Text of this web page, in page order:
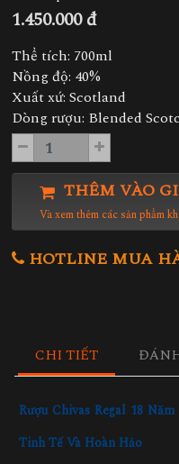
1.450.000 đ
Thể tích: 700ml
Nồng độ: 40%
Xuất xứ: Scotland
Dòng rượu: Blended
THÊM VÀO
Và xem thêm các sản phẩm
HOTLINE MUA
CHI TIẾT
Rượu Chivas Regal 18
Tinh Tế Và Hoàn Hảo